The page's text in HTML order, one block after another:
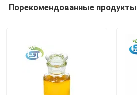
Порекомендованные продукты